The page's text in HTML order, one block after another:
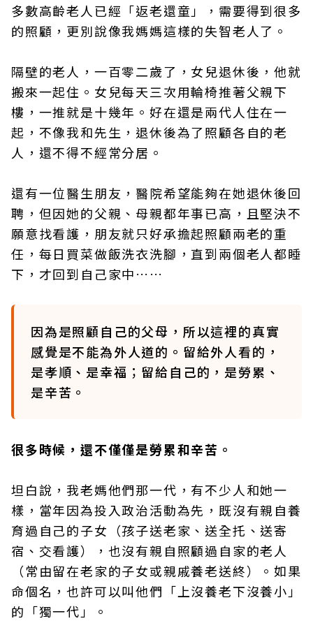
多數高齡老人已經「返老還童」，需要得到很多
的照顧，更別說像我媽媽這樣的失智老人了。
隔壁的老人，一百零二歲了，女兒退休後，他就
搬來一起住。女兒每天三次用輪椅推著父親下
樓，一推就是十幾年。好在還是兩代人住在一
起，不像我和先生，退休後為了照顧各自的老
人，還不得不經常分居。
還有一位醫生朋友，醫院希望能夠在她退休後回
聘，但因她的父親、母親都年事已高，且堅決不
願意找看護，朋友就只好承擔起照顧兩老的重
任，每日買菜做飯洗衣洗腳，直到兩個老人都睡
下，才回到自己家中……
因為是照顧自己的父母，所以這裡的真實
感覺是不能為外人道的。留給外人看的，
是孝順、是幸福；留給自己的，是勞累、
是辛苦。
很多時候，還不僅僅是勞累和辛苦。
坦白說，我老媽他們那一代，有不少人和她一
樣，當年因為投入政治活動為先，既沒有親自養
育過自己的子女（孩子送老家、送全托、送寄
宿、交看護），也沒有親自照顧過自家的老人
（常由留在老家的子女或親戚養老送終）。如果
命個名，也許可以叫他們「上沒養老下沒養小」
的「獨一代」。